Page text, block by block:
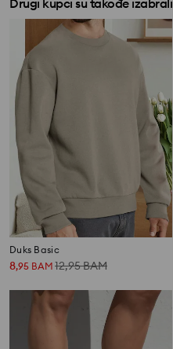
Drugi kupci su takođe izabrali
Duks Basic
8,95 BAM 12,95BAM